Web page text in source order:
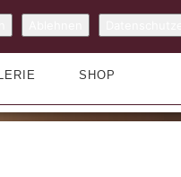
SHOP